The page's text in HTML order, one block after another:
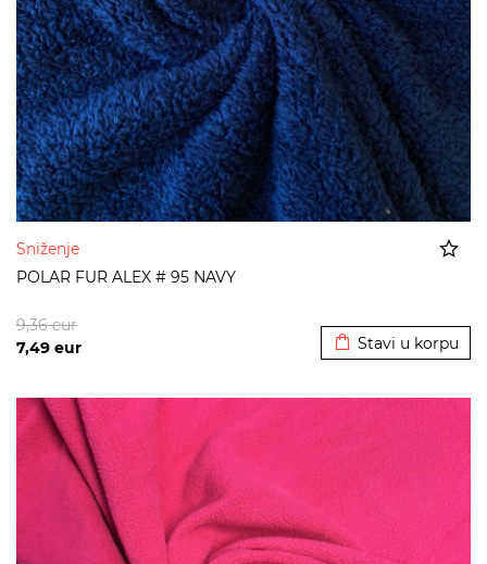
Sniženje
POLAR FUR ALEX # 95 NAVY
7,49 eur
9,36eur
Stavi u korpu